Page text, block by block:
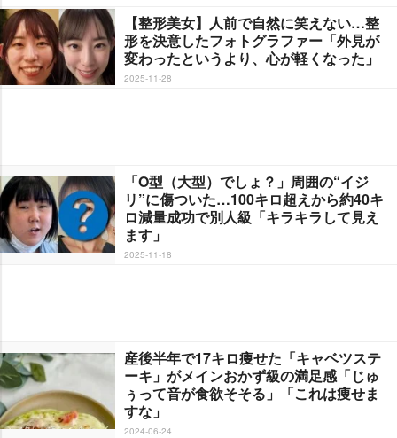
【整形美女】人前で自然に笑えない…整
形を決意したフォトグラファー「外見が
変わったというより、心が軽くなった」
2025-11-28
「O型（大型）でしょ？」周囲の“イジ
リ”に傷ついた…100キロ超えから約40キ
ロ減量成功で別人級「キラキラして見え
ます」
2025-11-18
産後半年で17キロ痩せた「キャベツステ
ーキ」がメインおかず級の満足感「じゅ
ぅって音が食欲そそる」「これは痩せま
すな」
2024-06-24